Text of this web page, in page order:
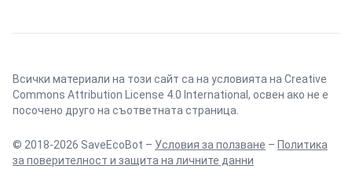
Всички материали на този сайт са на условията на Creative
Commons Attribution License 4.0 International , освен ако не е
посочено друго на съответната страница.
© 2018-2026 SaveEcoBot – Условия за ползване – Политика
за поверителност и защита на личните данни